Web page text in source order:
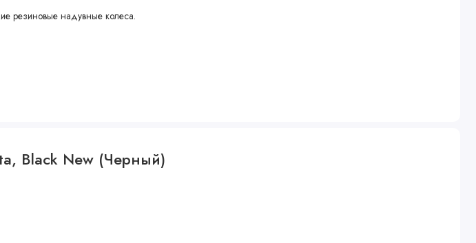
резиновые надувные колеса.
Black New (Черный)